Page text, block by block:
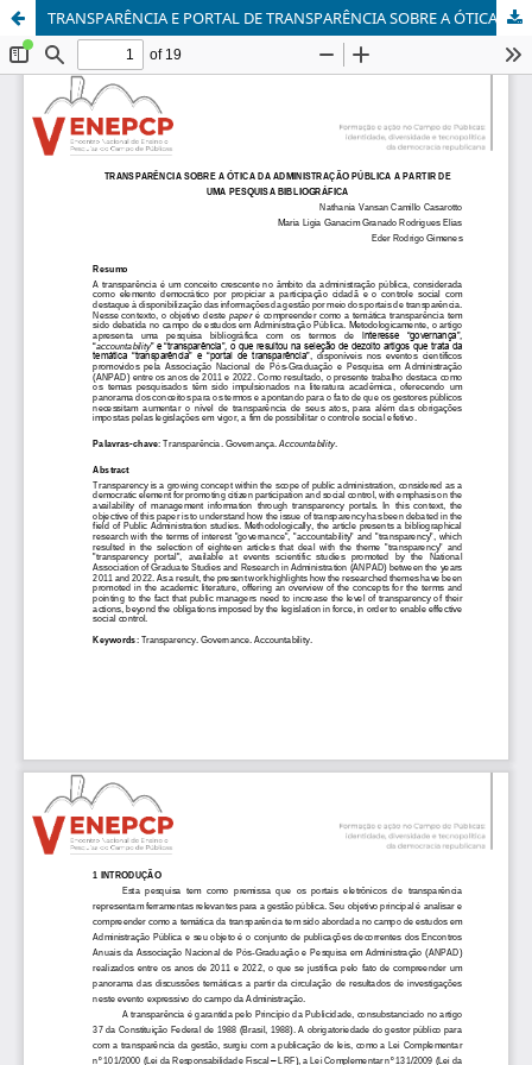
TRANSPARÊNCIA E PORTAL DE TRANSPARÊNCIA SOBRE A ÓTICA DA ADMINISTRAÇÃO PÚBLICA A PARTIR DE UMA PESQUISA BIBLIOGRÁFICA